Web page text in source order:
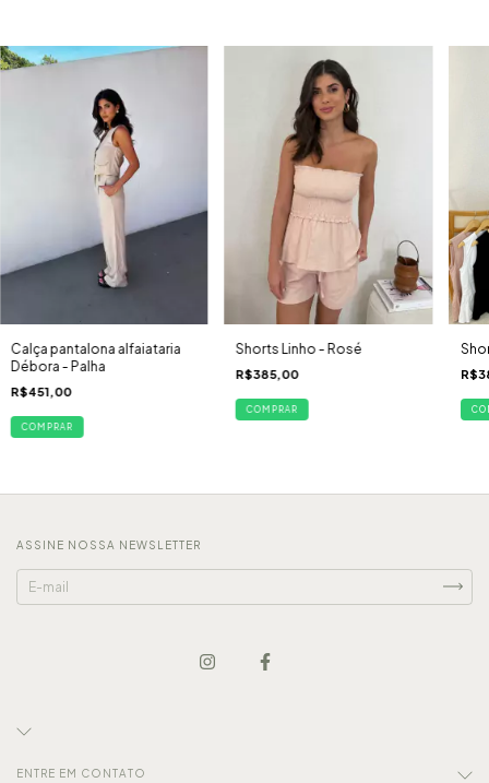
Calça pantalona alfaiataria
Débora - Palha
R$451,00
COMPRAR
Shorts Linho - Rosé
R$385,00
COMPRAR
ASSINE NOSSA NEWSLETTER
ENTRE EM CONTATO